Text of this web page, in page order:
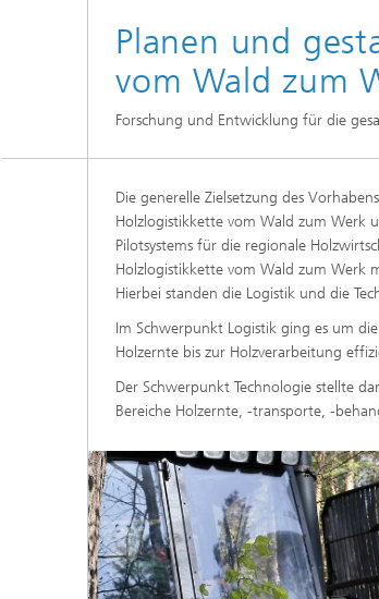
Planen und
vom Wald zum
Forschung und Entwicklung für die
Die generelle Zielsetzung des
Holzlogistikkette vom Wald zum Werk
Pilotsystems für die regionale
Holzlogistikkette vom Wald zum Werk
Hierbei standen die Logistik und die
Im Schwerpunkt Logistik ging es um
Holzernte bis zur Holzverarbeitung
Der Schwerpunkt Technologie stellte
Bereiche Holzernte, -transporte, -